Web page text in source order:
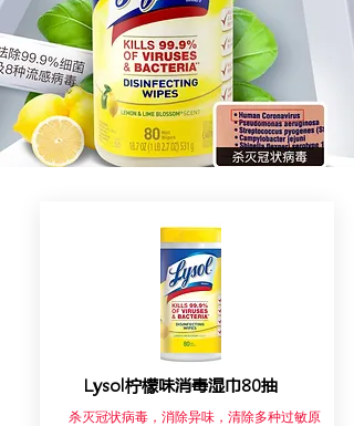
Lysol柠檬味消毒湿巾80抽
杀灭冠状病毒，消除异味，清除多种过敏原